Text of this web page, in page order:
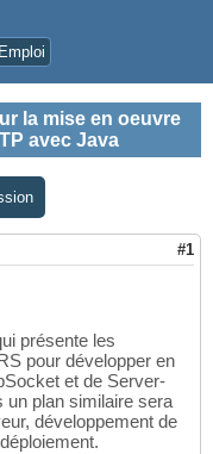
Emploi
la mise en oeuvre
avec Java
#1
présente les
pour développer en
et de Server-
un plan similaire sera
développement de